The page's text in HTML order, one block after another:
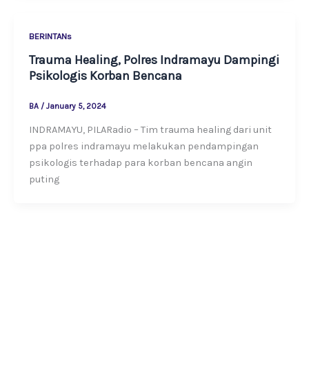
BERINTANs
Trauma Healing, Polres Indramayu Dampingi
Psikologis Korban Bencana
BA / January 5, 2024
INDRAMAYU, PILARadio – Tim trauma healing dari unit
ppa polres indramayu melakukan pendampingan
psikologis terhadap para korban bencana angin
puting